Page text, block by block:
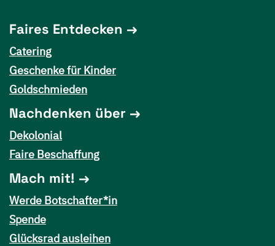
Faires Entdecken
Catering
Geschenke für Kinder
Goldschmieden
Nachdenken über
Dekolonial
Faire Beschaffung
Mach mit!
Werde Botschafter*in
Spende
Glücksrad ausleihen